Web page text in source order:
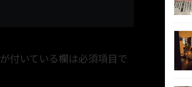
が付いている欄は必須項目で